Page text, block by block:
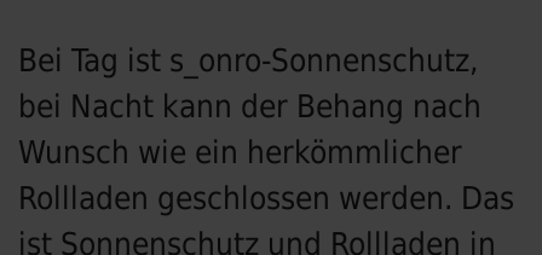
Bei Tag ist s_onro-Sonnenschutz,
bei Nacht kann der Behang nach
Wunsch wie ein herkömmlicher
Rollladen geschlossen werden. Das
ist Sonnenschutz und Rollladen in